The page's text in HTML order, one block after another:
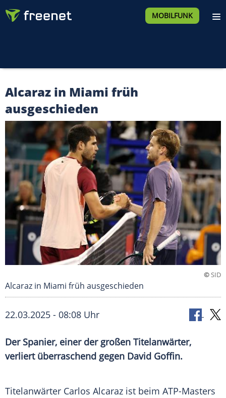
MOBILFUNK
Alcaraz in Miami früh
ausgeschieden
©SID
Alcaraz in Miami früh ausgeschieden
22.03.2025 - 08:08 Uhr
Der Spanier, einer der großen Titelanwärter,
verliert überraschend gegen David Goffin.
Titelanwärter Carlos Alcaraz ist beim ATP-Masters